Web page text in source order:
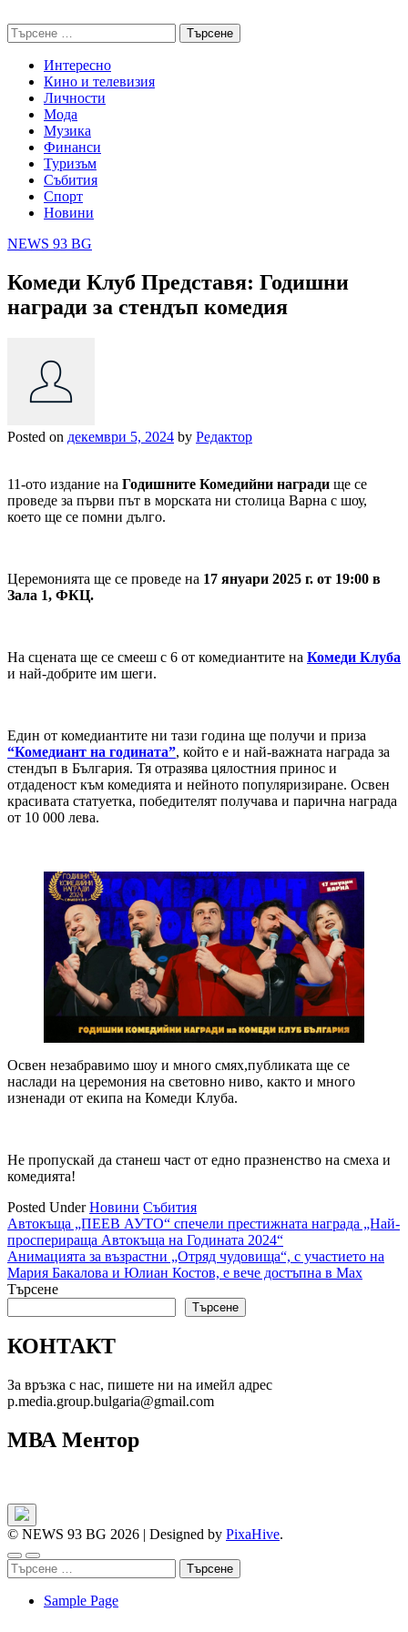
to
content
Търсене
за:
Интересно
Кино и телевизия
Личности
Мода
Музика
Финанси
Туризъм
Събития
Спорт
Новини
NEWS 93 BG
Комеди Клуб Представя: Годишни
награди за стендъп комедия
Posted on декември 5, 2024 by Редактор
11-ото издание на Годишните Комедийни награди ще се
проведе за първи път в морската ни столица Варна с шоу,
което ще се помни дълго.
Церемонията ще се проведе на 17 януари 2025 г. от 19:00 в
Зала 1, ФКЦ.
На сцената ще се смееш с 6 от комедиантите на Комеди Клуба
и най-добрите им шеги.
Един от комедиантите ни тази година ще получи и приза
“Комедиант на годината”, който е и най-важната награда за
стендъп в България. Тя отразява цялостния принос и
отдаденост към комедията и нейното популяризиране. Освен
красивата статуетка, победителят получава и парична награда
от 10 000 лева.
Освен незабравимо шоу и много смях,публиката ще се
наслади на церемония на световно ниво, както и много
изненади от екипа на Комеди Клуба.
Не пропускай да станеш част от едно празненство на смеха и
комедията!
Posted UnderНовини Събития
Навигация
Автокъща „ПЕЕВ АУТО“ спечели престижната награда „Най-
просперираща Автокъща на Годината 2024“
Анимацията за възрастни „Отряд чудовища“, с участието на
Мария Бакалова и Юлиан Костов, е вече достъпна в Max
Търсене
Търсене
КОНТАКТ
За връзка с нас, пишете ни на имейл адрес
p.media.group.bulgaria@gmail.com
МВА Ментор
© NEWS 93 BG 2026 | Designed by PixaHive.
Търсене
за:
Sample Page